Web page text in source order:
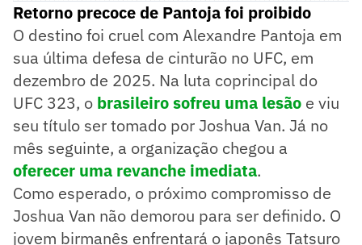
Retorno precoce de Pantoja foi proibido
O destino foi cruel com Alexandre Pantoja em
sua última defesa de cinturão no UFC, em
dezembro de 2025. Na luta coprincipal do
UFC 323, o brasileiro sofreu uma lesão e viu
seu título ser tomado por Joshua Van. Já no
mês seguinte, a organização chegou a
oferecer uma revanche imediata.
Como esperado, o próximo compromisso de
Joshua Van não demorou para ser definido. O
jovem birmanês enfrentará o japonês Tatsuro